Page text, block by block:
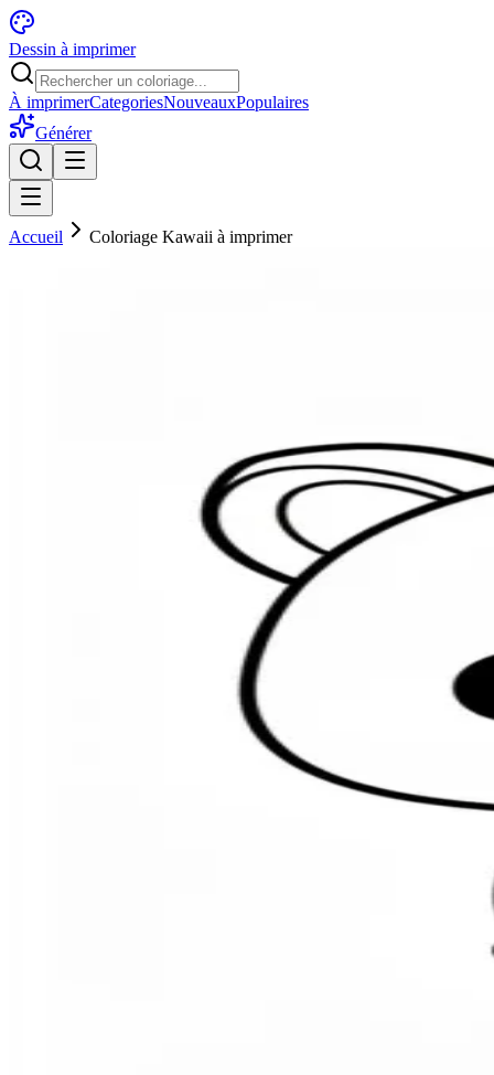
Dessin à imprimer
À imprimerCategoriesNouveauxPopulaires
Générer
Accueil Coloriage Kawaii à imprimer